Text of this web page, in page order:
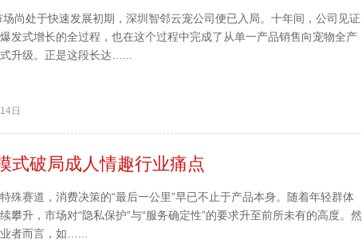
尚处于快速发展初期，深圳智邻云宠公司便已入局。十年间，公司见证
发式增长的全过程，也在这个过程中完成了从单一产品销售向宠物全产
升级。正是这段长达…...
日
式破局成人情趣行业痛点
殊赛道，消费决策的“最后一公里”早已不止于产品本身。随着年轻群体
攀升，市场对“隐私保护”与“服务确定性”的要求升至前所未有的高度。然
者而言，如…...